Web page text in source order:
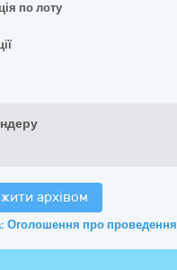
по лоту
архівом
Оголошення про проведення